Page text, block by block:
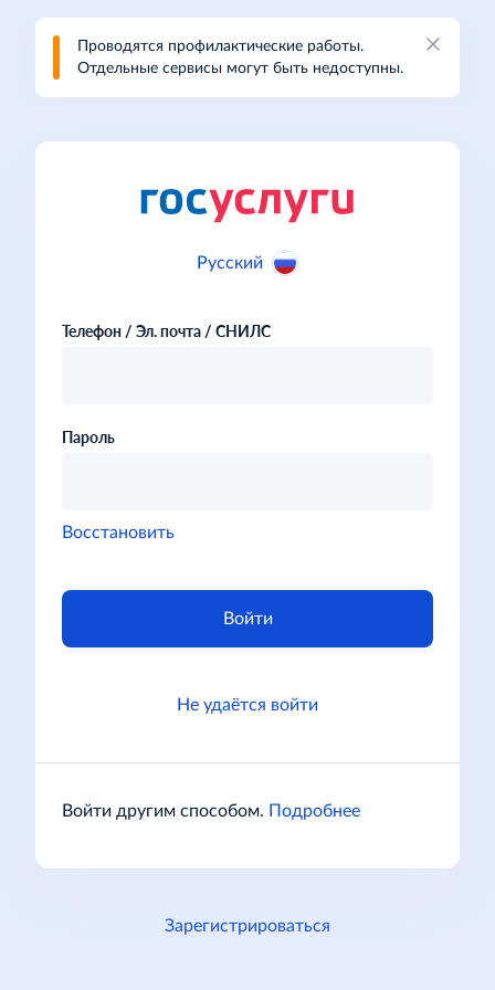
Проводятся профилактические работы.
Отдельные сервисы могут быть недоступны.
Русский
Телефон / Эл. почта / СНИЛС
Пароль
Восстановить
Войти
Не удаётся войти
Войти другим способом. Подробнее
Зарегистрироваться